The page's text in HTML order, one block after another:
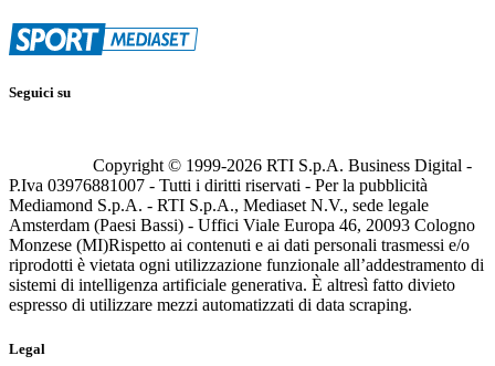
Seguici su
Copyright © 1999-2026 RTI S.p.A. Business Digital -
P.Iva 03976881007 - Tutti i diritti riservati - Per la pubblicità
Mediamond S.p.A. - RTI S.p.A., Mediaset N.V., sede legale
Amsterdam (Paesi Bassi) - Uffici Viale Europa 46, 20093 Cologno
Monzese (MI)Rispetto ai contenuti e ai dati personali trasmessi e/o
riprodotti è vietata ogni utilizzazione funzionale all’addestramento di
sistemi di intelligenza artificiale generativa. È altresì fatto divieto
espresso di utilizzare mezzi automatizzati di data scraping.
Legal